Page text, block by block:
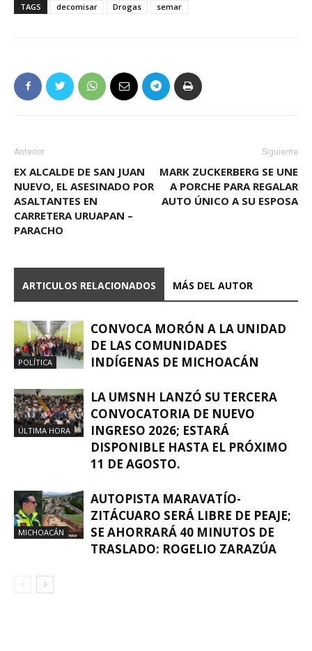
TAGS decomisar Drogas semar
Anterior
EX ALCALDE DE SAN JUAN
NUEVO, EL ASESINADO POR
ASALTANTES EN
CARRETERA URUAPAN –
PARACHO
Siguiente
MARK ZUCKERBERG SE UNE
A PORCHE PARA REGALAR
AUTO ÚNICO A SU ESPOSA
ARTICULOS RELACIONADOS MÁS DEL AUTOR
POLÍTICA
CONVOCA MORÓN A LA UNIDAD
DE LAS COMUNIDADES
INDÍGENAS DE MICHOACÁN
ÚLTIMA HORA
LA UMSNH LANZÓ SU TERCERA
CONVOCATORIA DE NUEVO
INGRESO 2026; ESTARÁ
DISPONIBLE HASTA EL PRÓXIMO
11 DE AGOSTO.
MICHOACÁN
AUTOPISTA MARAVATÍO-
ZITÁCUARO SERÁ LIBRE DE PEAJE;
SE AHORRARÁ 40 MINUTOS DE
TRASLADO: ROGELIO ZARAZÚA